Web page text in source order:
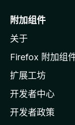
o
i
l
a
主
页
附加组件
关于
Firefox 附加组
扩展工坊
开发者中心
开发者政策